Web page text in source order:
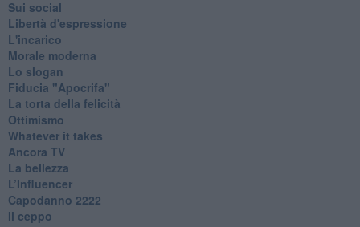
Sui social
Libertà d'espressione
L'incarico
Morale moderna
Lo slogan
Fiducia "Apocrifa"
La torta della felicità
Ottimismo
Whatever it takes
Ancora TV
La bellezza
L’Influencer
​Capodanno 2222
Il ceppo